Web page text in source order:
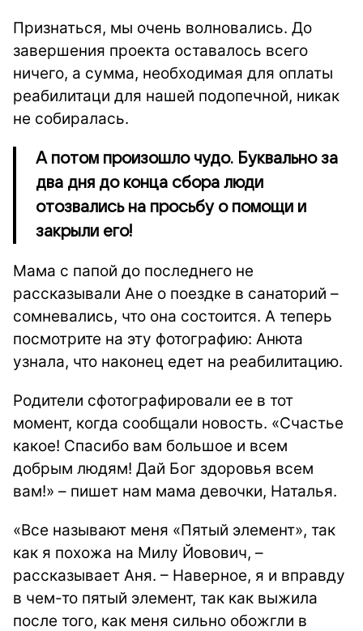
Признаться, мы очень волновались. До
завершения проекта оставалось всего
ничего, а сумма, необходимая для оплаты
реабилитаци для нашей подопечной, никак
не собиралась.
А потом произошло чудо. Буквально за
два дня до конца сбора люди
отозвались на просьбу о помощи и
закрыли его!
Мама с папой до последнего не
рассказывали Ане о поездке в санаторий –
сомневались, что она состоится. А теперь
посмотрите на эту фотографию: Анюта
узнала, что наконец едет на реабилитацию.
Родители сфотографировали ее в тот
момент, когда сообщали новость. «Счастье
какое! Спасибо вам большое и всем
добрым людям! Дай Бог здоровья всем
вам!» – пишет нам мама девочки, Наталья.
«Все называют меня «Пятый элемент», так
как я похожа на Милу Йовович, –
рассказывает Аня. – Наверное, я и вправду
в чем-то пятый элемент, так как выжила
после того, как меня сильно обожгли в